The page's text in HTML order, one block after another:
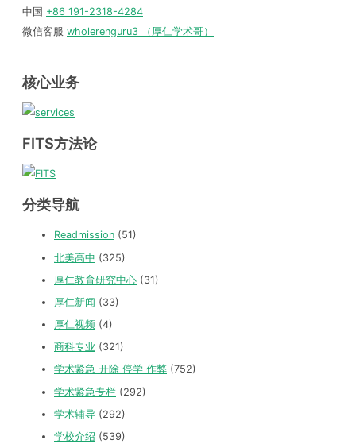
中国 +86 191-2318-4284
微信客服 wholerenguru3 （厚仁学术哥）
核心业务
FITS方法论
分类导航
Readmission (51)
北美高中 (325)
厚仁教育研究中心 (31)
厚仁新闻 (33)
厚仁视频 (4)
商科专业 (321)
学术紧急 开除 停学 作弊 (752)
学术紧急专栏 (292)
学术辅导 (292)
学校介绍 (539)